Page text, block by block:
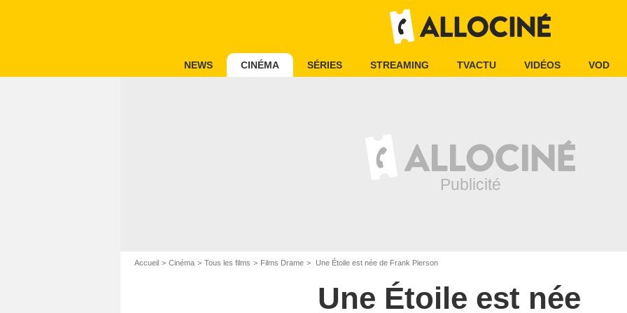
NEWS CINÉMA SÉRIES STREAMING TVACTU VIDÉOS VOD
Accueil Cinéma Tous les films Films Drame Une Étoile est née de Frank Pierson
Une Étoile est née